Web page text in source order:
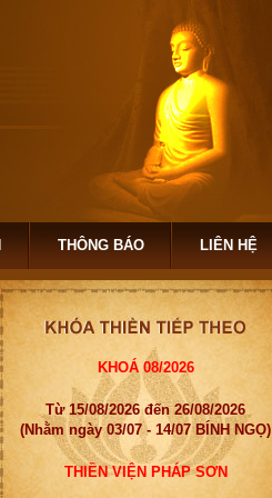
THÔNG BÁO LIÊN HỆ
KHOÁ 08/2026
Từ 15/08/2026 đến 26/08/2026
(Nhằm ngày 03/07 - 14/07 BÍNH NGỌ)
THIỀN VIỆN PHÁP SƠN